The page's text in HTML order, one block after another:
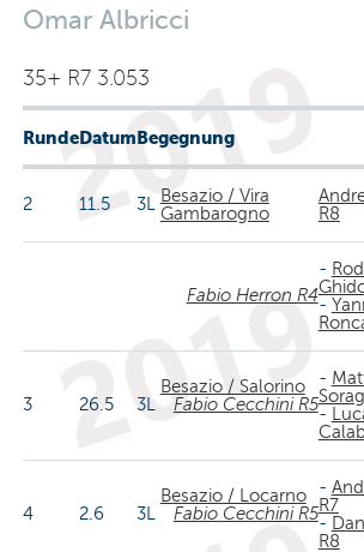
Omar Albricci
35+ R7 3.053
RundeDatumBegegnung
2 11.5 3LBesazio / Vira
Gambarogno
R8
Fabio Herron R4
-
-
3 26.5 3L
Besazio / Salorino
Fabio Cecchini R5
-
-
4 2.6 3L
Besazio / Locarno
Fabio Cecchini R5
-
R7
-
R8